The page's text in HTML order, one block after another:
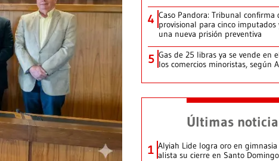
4 Caso Pandora: Tribunal confirma
provisional para cinco imputados
una nueva prisión preventiva
5 Gas de 25 libras ya se vende en
los comercios minoristas, según
Últimas
1 Alyiah Lide logra oro en gimnasia
alista su cierre en Santo